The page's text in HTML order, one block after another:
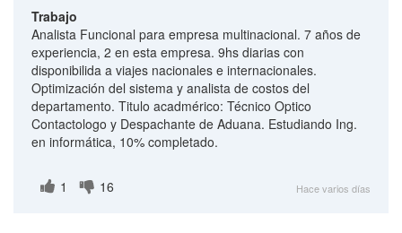
Trabajo
Analista Funcional para empresa multinacional. 7 años de
experiencia, 2 en esta empresa. 9hs diarias con
disponibilida a viajes nacionales e internacionales.
Optimización del sistema y analista de costos del
departamento. Titulo acadmérico: Técnico Optico
Contactologo y Despachante de Aduana. Estudiando Ing.
en informática, 10% completado.
1 16 Hace varios días